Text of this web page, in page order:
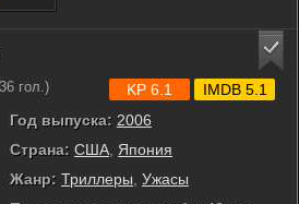
гол.)
Год выпуска: 2006
Страна: США, Япония
Жанр: Триллеры, Ужасы
KP 6.1 IMDB 5.1